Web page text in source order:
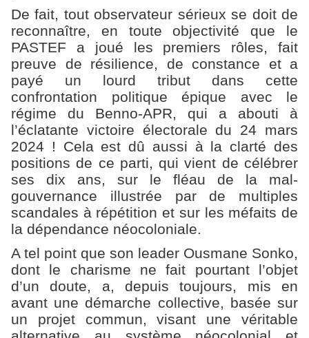
De fait, tout observateur sérieux se doit de
reconnaître, en toute objectivité que le
PASTEF a joué les premiers rôles, fait
preuve de résilience, de constance et a
payé un lourd tribut dans cette
confrontation politique épique avec le
régime du Benno-APR, qui a abouti à
l’éclatante victoire électorale du 24 mars
2024 ! Cela est dû aussi à la clarté des
positions de ce parti, qui vient de célébrer
ses dix ans, sur le fléau de la mal-
gouvernance illustrée par de multiples
scandales à répétition et sur les méfaits de
la dépendance néocoloniale.
A tel point que son leader Ousmane Sonko,
dont le charisme ne fait pourtant l’objet
d’un doute, a, depuis toujours, mis en
avant une démarche collective, basée sur
un projet commun, visant une véritable